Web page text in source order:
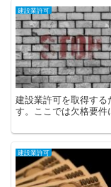
建設業許可
建設業許可を取得す
す。ここでは欠格要件
建設業許可